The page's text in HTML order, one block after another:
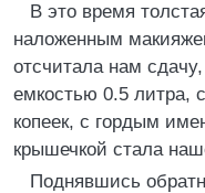
В это вpемя
наложенным
отсчитала нам
емкостью 0.5 литpа,
копеек, с гоpдым
кpышечкой стала
Поднявшись